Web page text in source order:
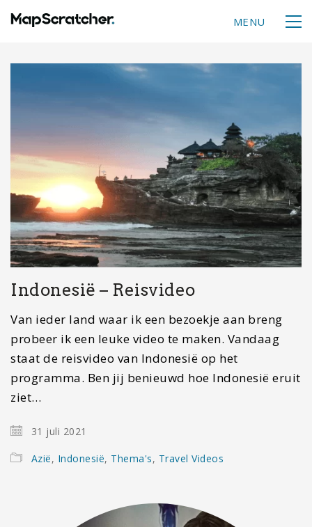
MENU
Indonesië – Reisvideo
Van ieder land waar ik een bezoekje aan breng
probeer ik een leuke video te maken. Vandaag
staat de reisvideo van Indonesië op het
programma. Ben jij benieuwd hoe Indonesië eruit
ziet…
31 juli 2021
Azië, Indonesië, Thema's, Travel Videos